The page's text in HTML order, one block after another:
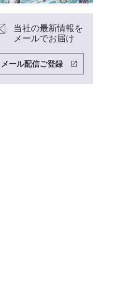
メール配信ご登録
当社の最新情報を
メールでお届け